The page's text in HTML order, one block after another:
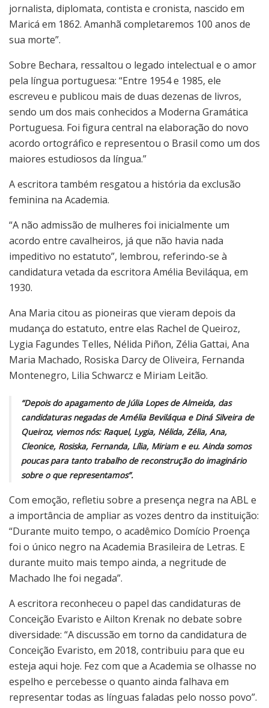
jornalista, diplomata, contista e cronista, nascido em
Maricá em 1862. Amanhã completaremos 100 anos de
sua morte”.
Sobre Bechara, ressaltou o legado intelectual e o amor
pela língua portuguesa: “Entre 1954 e 1985, ele
escreveu e publicou mais de duas dezenas de livros,
sendo um dos mais conhecidos a Moderna Gramática
Portuguesa. Foi figura central na elaboração do novo
acordo ortográfico e representou o Brasil como um dos
maiores estudiosos da língua.”
A escritora também resgatou a história da exclusão
feminina na Academia.
“A não admissão de mulheres foi inicialmente um
acordo entre cavalheiros, já que não havia nada
impeditivo no estatuto”, lembrou, referindo-se à
candidatura vetada da escritora Amélia Beviláqua, em
1930.
Ana Maria citou as pioneiras que vieram depois da
mudança do estatuto, entre elas Rachel de Queiroz,
Lygia Fagundes Telles, Nélida Piñon, Zélia Gattai, Ana
Maria Machado, Rosiska Darcy de Oliveira, Fernanda
Montenegro, Lilia Schwarcz e Miriam Leitão.
“Depois do apagamento de Júlia Lopes de Almeida, das
candidaturas negadas de Amélia Beviláqua e Diná Silveira de
Queiroz, viemos nós: Raquel, Lygia, Nélida, Zélia, Ana,
Cleonice, Rosiska, Fernanda, Lília, Miriam e eu. Ainda somos
poucas para tanto trabalho de reconstrução do imaginário
sobre o que representamos”.
Com emoção, refletiu sobre a presença negra na ABL e
a importância de ampliar as vozes dentro da instituição:
“Durante muito tempo, o acadêmico Domício Proença
foi o único negro na Academia Brasileira de Letras. E
durante muito mais tempo ainda, a negritude de
Machado lhe foi negada”.
A escritora reconheceu o papel das candidaturas de
Conceição Evaristo e Ailton Krenak no debate sobre
diversidade: “A discussão em torno da candidatura de
Conceição Evaristo, em 2018, contribuiu para que eu
esteja aqui hoje. Fez com que a Academia se olhasse no
espelho e percebesse o quanto ainda falhava em
representar todas as línguas faladas pelo nosso povo”.